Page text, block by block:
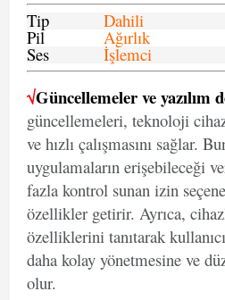
Tip
Dahili
Pil Ağırlık
Ses İşlemci
√Güncellemeler ve yazılım
güncellemeleri, teknoloji
ve hızlı çalışmasını sağlar.
uygulamaların erişebileceği
fazla kontrol sunan izin
özellikler getirir. Ayrıca,
özelliklerini tanıtarak
daha kolay yönetmesine ve
olur.